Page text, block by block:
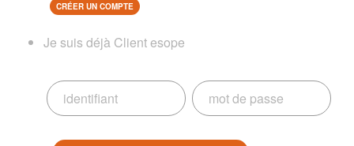
CRÉER UN COMPTE
Je suis déjà Client esope